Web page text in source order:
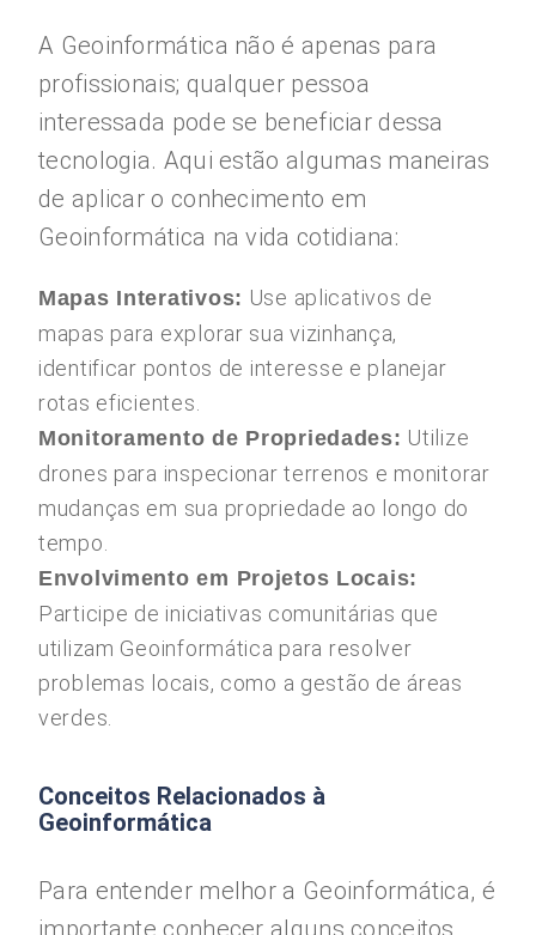
A Geoinformática não é apenas para
profissionais; qualquer pessoa
interessada pode se beneficiar dessa
tecnologia. Aqui estão algumas maneiras
de aplicar o conhecimento em
Geoinformática na vida cotidiana:
Mapas Interativos: Use aplicativos de
mapas para explorar sua vizinhança,
identificar pontos de interesse e planejar
rotas eficientes.
Monitoramento de Propriedades: Utilize
drones para inspecionar terrenos e monitorar
mudanças em sua propriedade ao longo do
tempo.
Envolvimento em Projetos Locais:
Participe de iniciativas comunitárias que
utilizam Geoinformática para resolver
problemas locais, como a gestão de áreas
verdes.
Conceitos Relacionados à
Geoinformática
Para entender melhor a Geoinformática, é
importante conhecer alguns conceitos